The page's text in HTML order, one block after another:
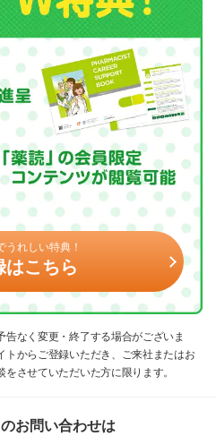
うれしい特典！
はこちら
なく変更・終了する場合がございま
からご登録いただき、ご来社またはお
させていただいた方に限ります。
お問い合わせは